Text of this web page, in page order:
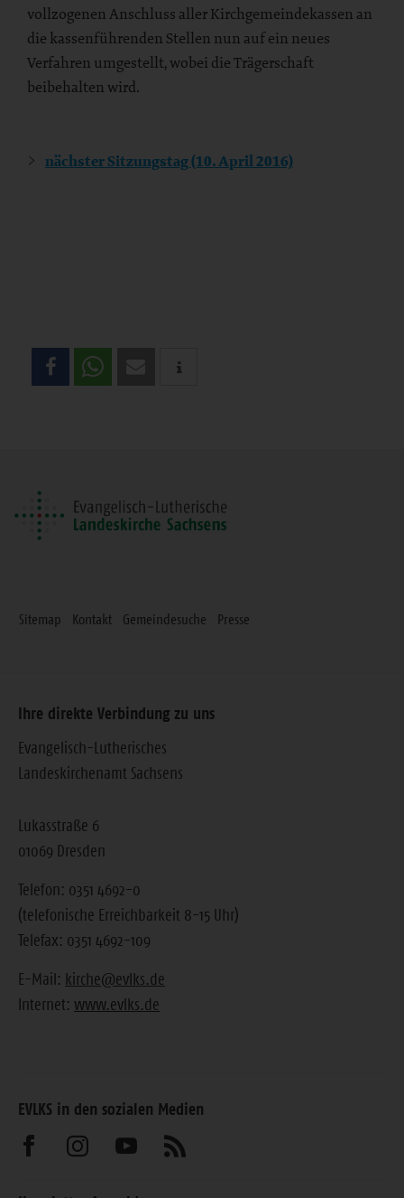
vollzogenen Anschluss aller Kirchgemeindekassen an
die kassenführenden Stellen nun auf ein neues
Verfahren umgestellt, wobei die Trägerschaft
beibehalten wird.
nächster Sitzungstag (10. April 2016)
Teilen
Sie
Sitemap Kontakt Gemeindesuche Presse
Ihre direkte Verbindung zu uns
Evangelisch-Lutherisches
Landeskirchenamt Sachsens
Lukasstraße 6
01069 Dresden
Telefon: 0351 4692-0
(telefonische Erreichbarkeit 8-15 Uhr)
Telefax: 0351 4692-109
E-Mail: kirche@evlks.de
Internet: www.evlks.de
EVLKS in den sozialen Medien
BesuchenBesuchenBesuchenAbonnieren